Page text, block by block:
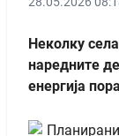
Неколку
наредните
енергија